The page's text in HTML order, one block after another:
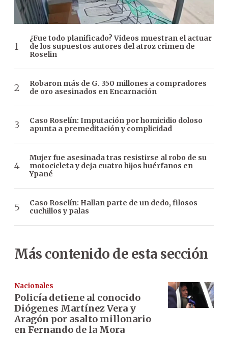
¿Fue todo planificado? Videos muestran el actuar
de los supuestos autores del atroz crimen de
Roselin
Robaron más de G. 350 millones a compradores
de oro asesinados en Encarnación
Caso Roselín: Imputación por homicidio doloso
apunta a premeditación y complicidad
Mujer fue asesinada tras resistirse al robo de su
motocicleta y deja cuatro hijos huérfanos en
Ypané
Caso Roselín: Hallan parte de un dedo, filosos
cuchillos y palas
Más contenido de esta sección
Nacionales
Policía detiene al conocido
Diógenes Martínez Vera y
Aragón por asalto millonario
en Fernando de la Mora